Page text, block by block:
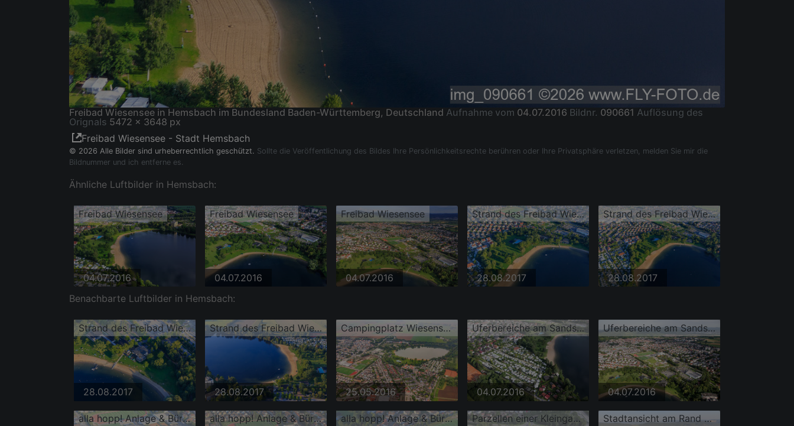
Freibad Wiesensee in Hemsbach im Bundesland Baden-Württemberg, Deutschland Aufnahme vom 04.07.2016 Bildnr. 090661 Auflösung des
Orignals 5472 x 3648 px
Freibad Wiesensee - Stadt Hemsbach
© 2026 Alle Bilder sind urheberrechtlich geschützt. Sollte die Veröffentlichung des Bildes Ihre Persönlichkeitsrechte berühren oder Ihre Privatsphäre verletzen, melden Sie mir die
Bildnummer und ich entferne es.
Ähnliche Luftbilder in Hemsbach:
Freibad Wiesensee
04.07.2016
Freibad Wiesensee
04.07.2016
Freibad Wiesensee
04.07.2016
Strand des Freibad Wiesensee
28.08.2017
Strand des Freibad Wiesensee
28.08.2017
Benachbarte Luftbilder in Hemsbach:
Strand des Freibad Wiesensee
28.08.2017
Strand des Freibad Wiesensee aus Süden
28.08.2017
Campingplatz Wiesensee und Akazienweg
25.05.2016
Uferbereiche am Sandstrand des Freibades Campingplatz Wiesensee
04.07.2016
Uferbereiche am Sandstrand des Freibades Campingplatz Wiesensee
04.07.2016
alla hopp! Anlage & Bürgerpark Hemsbach alla hopp! Anlage & Bürgerpark Hemsbach alla hopp! Anlage & Bürgerpark Hemsbach Parzellen einer Kleingartenanlage am Wiesensee Stadtansicht am Rand des Odenwalds aus Westen mit Sportplatz der Sportgemeinde Hemsbach 1912 e.V